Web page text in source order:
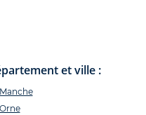
et ville :